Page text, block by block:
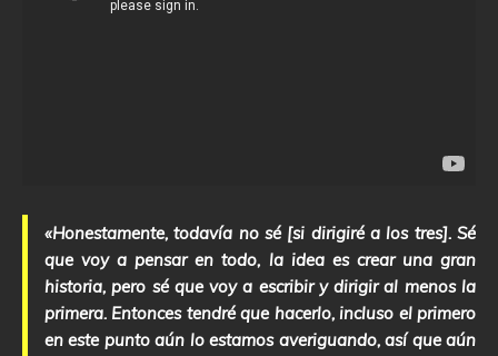
«Honestamente, todavía no sé [si dirigiré a los tres]. Sé
que voy a pensar en todo, la idea es crear una gran
historia, pero sé que voy a escribir y dirigir al menos la
primera. Entonces tendré que hacerlo, incluso el primero
en este punto aún lo estamos averiguando, así que aún